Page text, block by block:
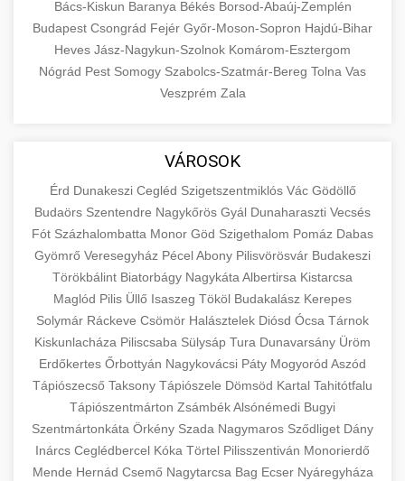
digital agency services
View Top Models e-scooter reviews
High-quality backlink acquisition services to
boost your website's authority and search
engine rankings. White-hat techniques only.
📦 5. termékek és
szolgáltatások
+
economics and business. Learn about product
types and service categories.
en.wikipedia.org economic concepts
💶 6. eus pénzek
🚀 8. seo ügynökség +
Expert search engine optimization services to
improve your website's visibility and organic
traffic. Technical SEO, content optimization,
and more.
onlinemarketing101.biz
search optimization experts
💎 9. mellplasztika +
Professional breast augmentation services
with experienced surgeons. Learn about
procedures, recovery, and consultation options
for cosmetic enhancement.
szeptest.com cosmetic breast surgery
✨ 10. hasplasztika +
Expert tummy tuck procedures to achieve a
flatter, more toned abdomen. Consultation
with certified plastic surgeons and
comprehensive aftercare.
👁️ szemhejplasztika +
Professional blepharoplasty procedures to
Bács-Kiskun Baranya Békés Borsod-Abaúj-Zemplén
Budapest Csongrád Fejér Győr-Moson-Sopron Hajdú-Bihar
Heves Jász-Nagykun-Szolnok Komárom-Esztergom
Nógrád Pest Somogy Szabolcs-Szatmár-Bereg Tolna Vas
Veszprém Zala
VÁROSOK
Érd Dunakeszi Cegléd Szigetszentmiklós Vác Gödöllő
Budaörs Szentendre Nagykőrös Gyál Dunaharaszti Vecsés
Fót Százhalombatta Monor Göd Szigethalom Pomáz Dabas
Gyömrő Veresegyház PécelAbony Pilisvörösvár Budakeszi
Törökbálint Biatorbágy Nagykáta Albertirsa Kistarcsa
Maglód Pilis Üllő Isaszeg Tököl Budakalász Kerepes
Solymár Ráckeve Csömör Halásztelek Diósd Ócsa Tárnok
Kiskunlacháza Piliscsaba Sülysáp Tura Dunavarsány Üröm
Erdőkertes Őrbottyán Nagykovácsi Páty Mogyoród Aszód
Tápiószecső Taksony Tápiószele Dömsöd Kartal Tahitótfalu
Tápiószentmárton ZsámbékAlsónémedi Bugyi
Szentmártonkáta Örkény Szada Nagymaros Sződliget Dány
Inárcs Ceglédbercel Kóka Törtel Pilisszentiván Monorierdő
Mende Hernád Csemő Nagytarcsa Bag Ecser Nyáregyháza